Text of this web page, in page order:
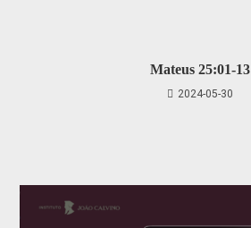
Mateus 25:01-13
2024-05-30